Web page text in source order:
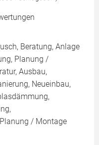
Beratung, Anlage
Planung /
Ausbau,
Neueinbau,
/ Montage